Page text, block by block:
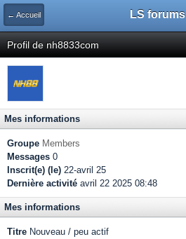
← Accueil LS forums
Profil de nh8833com
Mes informations
Groupe Members
Messages 0
Inscrit(e) (le) 22-avril 25
Dernière activité avril 22 2025 08:48
Mes informations
Titre Nouveau / peu actif